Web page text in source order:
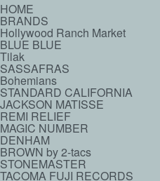
HOME
BRANDS
Hollywood Ranch Market
BLUE BLUE
Tilak
SASSAFRAS
Bohemians
STANDARD CALIFORNIA
JACKSON MATISSE
REMI RELIEF
MAGIC NUMBER
DENHAM
BROWN by 2-tacs
STONEMASTER
TACOMA FUJI RECORDS